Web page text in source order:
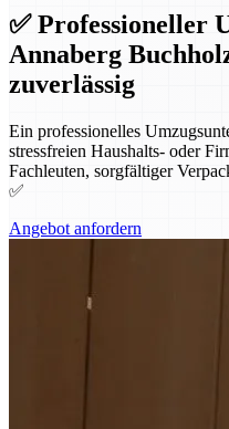
✅ Professioneller
Annaberg
zuverlässig
Ein professionelles
stressfreien Haushalts- oder
Fachleuten, sorgfältiger
✅
Angebot anfordern